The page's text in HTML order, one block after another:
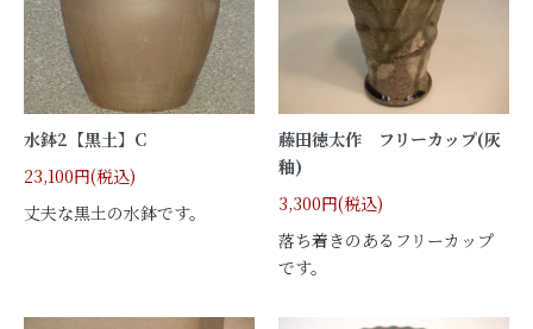
水鉢2【黒土】C
23,100円(税込)
丈夫な黒土の水鉢です。
藤田徳太作 フリーカップ(灰
釉)
3,300円(税込)
落ち着きのあるフリーカップ
です。